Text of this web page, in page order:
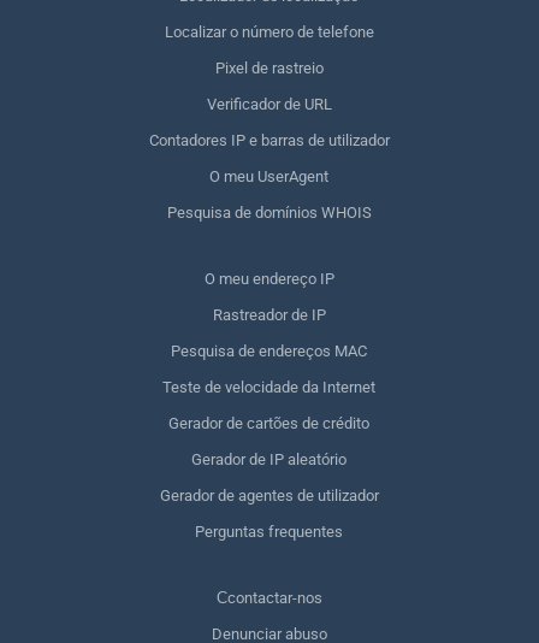
Localizar o número de telefone
Pixel de rastreio
Verificador de URL
Contadores IP e barras de utilizador
O meu UserAgent
Pesquisa de domínios WHOIS
O meu endereço IP
Rastreador de IP
Pesquisa de endereços MAC
Teste de velocidade da Internet
Gerador de cartões de crédito
Gerador de IP aleatório
Gerador de agentes de utilizador
Perguntas frequentes
Сcontactar-nos
Denunciar abuso